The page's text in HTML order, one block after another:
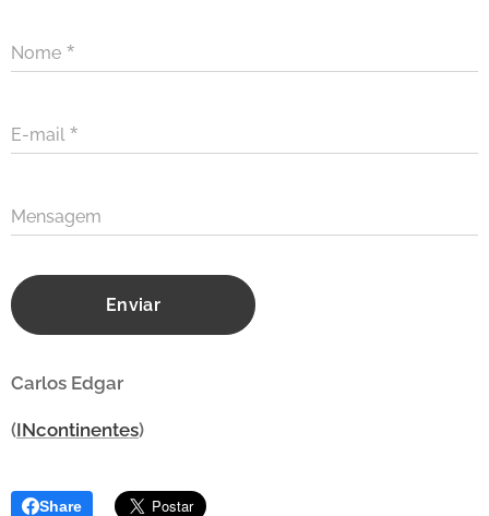
Nome
E-mail
Mensagem
Enviar
Carlos Edgar
(INcontinentes)
Share